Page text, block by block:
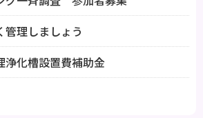
理しましょう
浄化槽設置費補助金